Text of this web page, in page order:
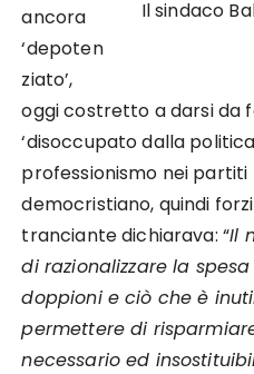
Il sindaco
ancora
‘depoten
ziato’,
oggi costretto a darsi da
‘disoccupato dalla
professionismo nei
democristiano, quindi
tranciante dichiarava: “Il
di razionalizzare la
doppioni e ciò che è
permettere di
necessario ed